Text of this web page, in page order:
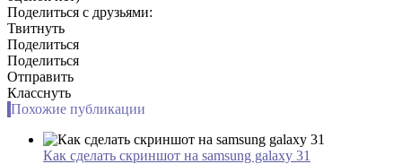
Поделиться с друзьями:
Твитнуть
Поделиться
Поделиться
Отправить
Класснуть
Похожие публикации
Как сделать скриншот на samsung galaxy 31